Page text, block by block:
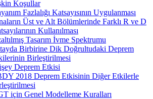
Koşullar
Fazlalığı Katsayısının Uygulanması
Üst ve Alt Bölümlerinde Farklı R ve D
Kullanılması
Tasarım İvme Spektrumu
Birbirine Dik Doğrultudaki Deprem
Birleştirilmesi
Deprem Etkisi
2018 Deprem Etkisinin Diğer Etkilerle
için Genel Modelleme Kuralları